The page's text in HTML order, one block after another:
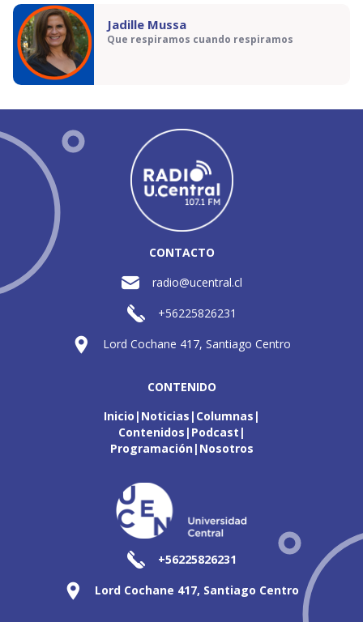
Jadille Mussa
Que respiramos cuando respiramos
CONTACTO
radio@ucentral.cl
+56225826231
Lord Cochane 417, Santiago Centro
CONTENIDO
Inicio Noticias Columnas
Contenidos Podcast
Programación Nosotros
+56225826231
Lord Cochane 417, Santiago Centro